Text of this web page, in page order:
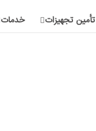
تأمین تجهیزات خدمات